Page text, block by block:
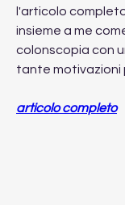
l'articolo
insieme a me
colonscopia con
tante motivazioni
articolo completo